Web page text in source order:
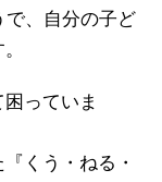
で、自分の子ど
っていま
くう・ねる・